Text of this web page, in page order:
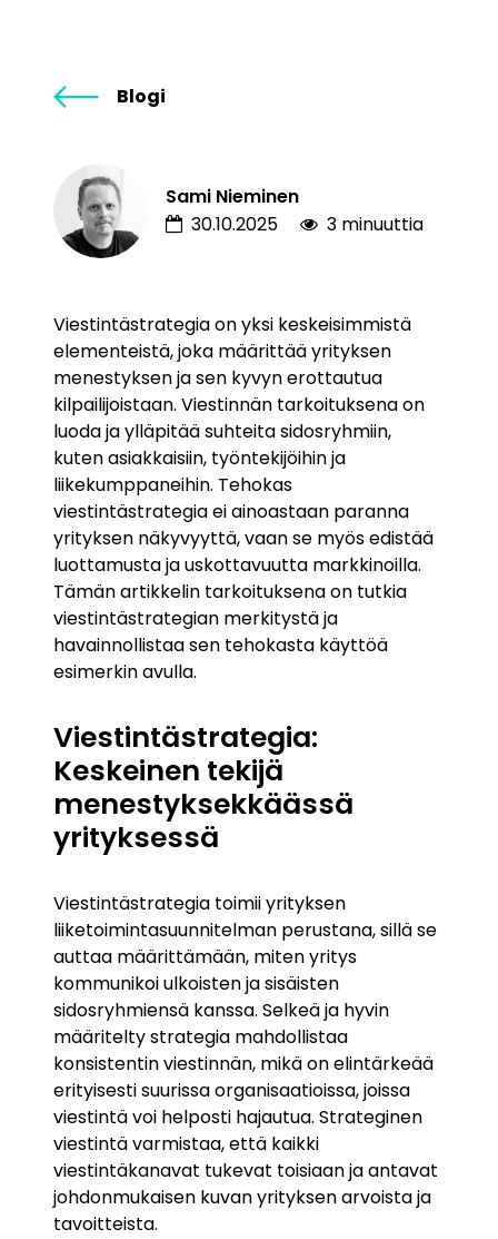
Blogi
Sami Nieminen
30.10.2025
3 minuuttia
Viestintästrategia on yksi keskeisimmistä
elementeistä, joka määrittää yrityksen
menestyksen ja sen kyvyn erottautua
kilpailijoistaan. Viestinnän tarkoituksena on
luoda ja ylläpitää suhteita sidosryhmiin,
kuten asiakkaisiin, työntekijöihin ja
liikekumppaneihin. Tehokas
viestintästrategia ei ainoastaan paranna
yrityksen näkyvyyttä, vaan se myös edistää
luottamusta ja uskottavuutta markkinoilla.
Tämän artikkelin tarkoituksena on tutkia
viestintästrategian merkitystä ja
havainnollistaa sen tehokasta käyttöä
esimerkin avulla.
Viestintästrategia:
Keskeinen tekijä
menestyksekkäässä
yrityksessä
Viestintästrategia toimii yrityksen
liiketoimintasuunnitelman perustana, sillä se
auttaa määrittämään, miten yritys
kommunikoi ulkoisten ja sisäisten
sidosryhmiensä kanssa. Selkeä ja hyvin
määritelty strategia mahdollistaa
konsistentin viestinnän, mikä on elintärkeää
erityisesti suurissa organisaatioissa, joissa
viestintä voi helposti hajautua. Strateginen
viestintä varmistaa, että kaikki
viestintäkanavat tukevat toisiaan ja antavat
johdonmukaisen kuvan yrityksen arvoista ja
tavoitteista.